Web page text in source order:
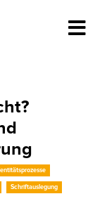
Schriftauslegung